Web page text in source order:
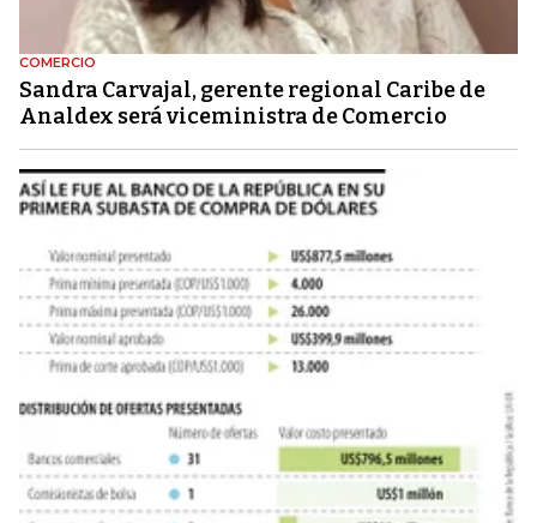
COMERCIO
Sandra Carvajal, gerente regional Caribe de
Analdex será viceministra de Comercio